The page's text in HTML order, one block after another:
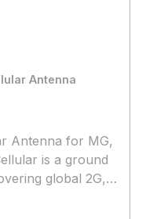
Antenna
Antenna for MG,
is a ground
global 2G,